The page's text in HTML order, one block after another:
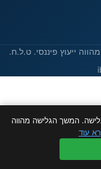
ייעוץ פיננסי. ט.ל.ח.
המשך הגלישה מהווה
עוד